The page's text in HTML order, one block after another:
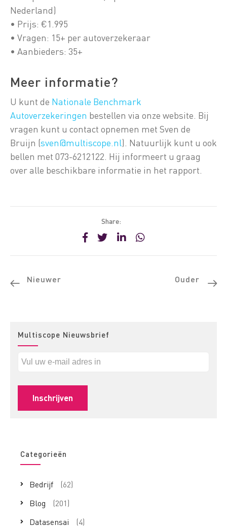
Nederland)
• Prijs: €1.995
• Vragen: 15+ per autoverzekeraar
• Aanbieders: 35+
Meer informatie?
U kunt de Nationale Benchmark
Autoverzekeringen bestellen via onze website. Bij
vragen kunt u contact opnemen met Sven de
Bruijn (sven@multiscope.nl). Natuurlijk kunt u ook
bellen met 073-6212122. Hij informeert u graag
over alle beschikbare informatie in het rapport.
Share:
Nieuwer Ouder
Multiscope Nieuwsbrief
Categorieën
Bedrijf
(62)
Blog
(201)
Datasensai
(4)